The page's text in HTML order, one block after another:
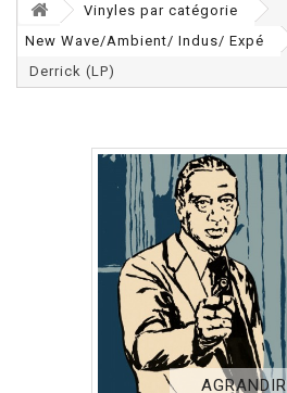
Vinyles par catégorie
New Wave/Ambient/ Indus/ Expé
Derrick (LP)
AGRANDIR